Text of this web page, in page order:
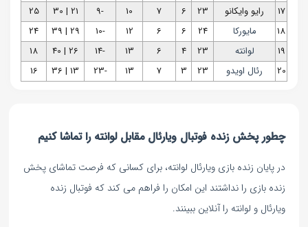
17
رایو وایکانو 23
6
7
10
-9
21 | 30
25
18
مایورکا 24
6
6
12
-10
29 | 39
24
19
لوانته 23
4
6
13
-14
26 | 40
18
20
رئال اویدو 23
3
7
13
-23
13 | 36
16
چطور پخش زنده فوتبال ویارئال مقابل لوانته را تماشا کنیم
در پایان زنده بازی ویارئال لوانته، برای کسانی که فرصت تماشای پخش
زنده بازی را نداشتند این امکان را فراهم می کند که فوتبال زنده
ویارئال و لوانته را آنلاین ببینند.